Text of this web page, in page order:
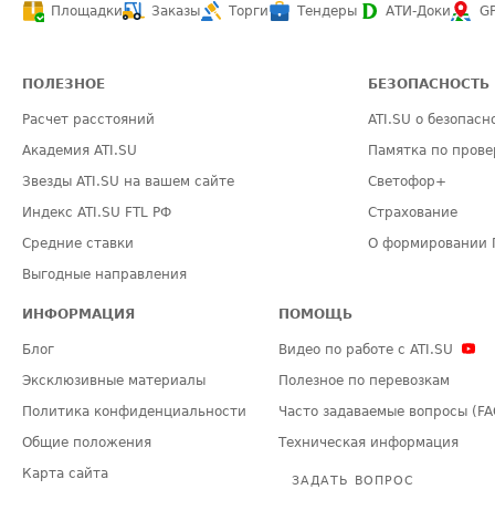
Площадки
Заказы Торги Тендеры АТИ-Доки
ПОЛЕЗНОЕ
Расчет расстояний
Академия ATI.SU
Звезды ATI.SU на вашем сайте
Индекс ATI.SU FTL РФ
Средние ставки
Выгодные направления
БЕЗОПАСНОСТЬ
ATI.SU о
Памятка по
Светофор+
Страхование
О формировании
ИНФОРМАЦИЯ
Блог
Эксклюзивные материалы
Политика конфиденциальности
Общие положения
Карта сайта
ПОМОЩЬ
Видео по работе с ATI.SU
Полезное по перевозкам
Часто задаваемые вопросы
Техническая информация
ЗАДАТЬ ВОПРОС